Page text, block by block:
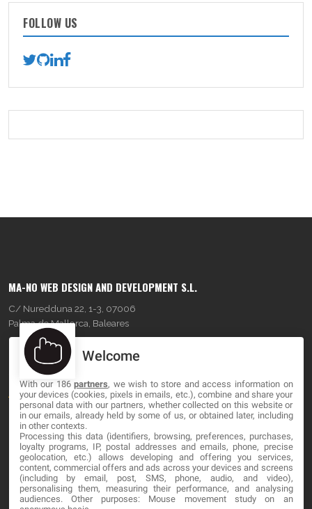
FOLLOW US
MA-NO WEB DESIGN AND DEVELOPMENT S.L.
C/ Nuredduna 22, 1-3, 07006
Palma de Mallorca, Baleares
OUR COMPANY
About
Blog
Contact
LEGAL
Welcome
With our 186partners, we wish to store and access information on
your devices (cookies, pixels in emails, etc.), combine and share your
personal data with our partners, whether collected on this website or
in our emails, already held by some of us, or obtained later, including
in other contexts.
Processing this data (identifiers, browsing, preferences, purchases,
loyalty programs, IP, postal addresses and emails, phone, precise
geolocation, etc.) allows developing and offering you services,
content, commercial offers and ads across your devices and screens
(including by email, post, SMS, phone, audio, and video),
personalising them, measuring their performance, and analysing
audiences. Other purposes: Mouse movement study on an